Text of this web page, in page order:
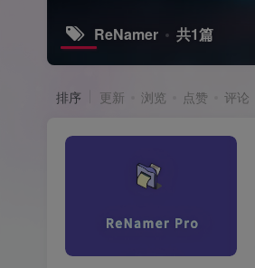
ReNamer 共1篇
排序 更新 浏览 点赞 评论